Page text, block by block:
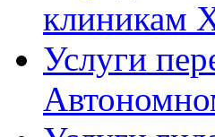
клиникам
Услуги